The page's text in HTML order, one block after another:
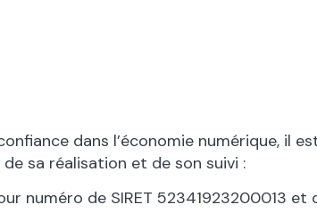
dans l’économie numérique, il
sa réalisation et de son suivi :
numéro de SIRET 52341923200013 et